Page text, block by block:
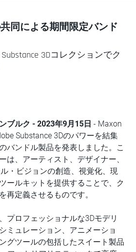
同による期間限定バンド
Substance 3Dコレクションでク
ブルク - 2023年9月15日 - Maxon
Substance 3Dのパワーを結集
バンドル製品を発表しました。こ
は、アーティスト、デザイナー、
・ビジョンの創造、視覚化、現
ールキットを提供することで、ク
再定義させるものです。
プロフェッショナルな3Dモデリ
ミュレーション、アニメーショ
グツールの包括したスイート製品